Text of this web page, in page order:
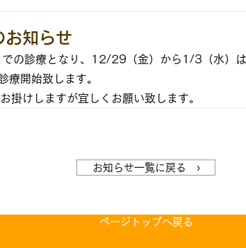
お知らせ
の診療となり、12/29（金）から1/3（水）は
療開始致します。
掛けしますが宜しくお願い致します。
お知らせ一覧に戻る ›
ページトップへ戻る